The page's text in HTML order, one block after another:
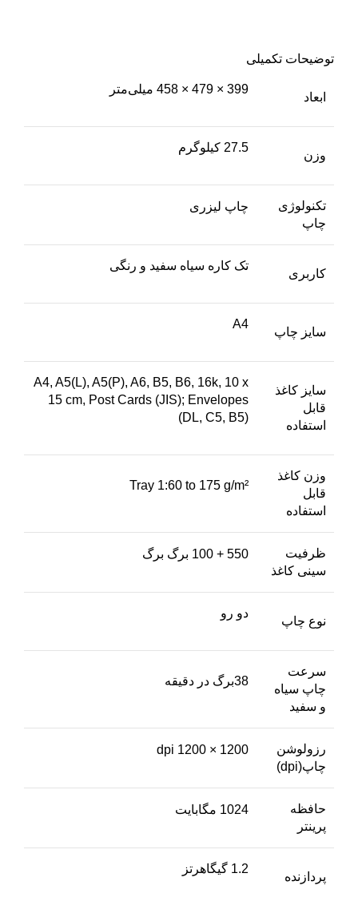
توضیحات تکمیلی
ابعاد
399 × 479 × 458 میلی‌متر
وزن
27.5 کیلوگرم
تکنولوژی
چاپ
چاپ لیزری
کاربری
تک کاره سیاه سفید و رنگی
سایز چاپ
A4
سایز کاغذ
قابل
استفاده
A4, A5(L), A5(P), A6, B5, B6, 16k, 10 x
15 cm, Post Cards (JIS); Envelopes
(DL, C5, B5)
وزن کاغذ
قابل
استفاده
Tray 1:60 to 175 g/m²
ظرفیت
سینی کاغذ
550 + 100 برگ برگ
نوع چاپ
دو رو
سرعت
چاپ سیاه
و سفید
38برگ در دقیقه
رزولوشن
چاپ(dpi)
1200 × 1200 dpi
حافظه
پرینتر
1024 مگابایت
پردازنده
1.2 گیگاهرتز